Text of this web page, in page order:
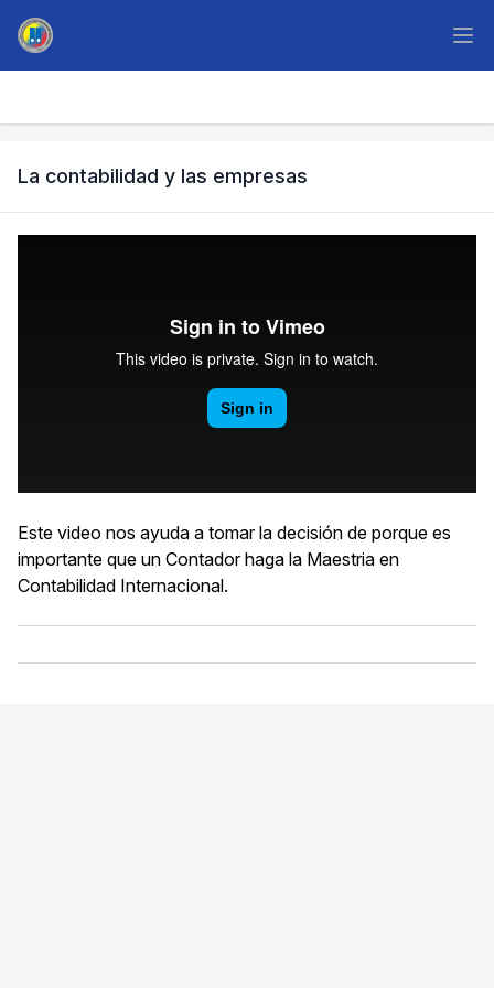
La contabilidad y las empresas
Este video nos ayuda a tomar la decisión de porque es
importante que un Contador haga la Maestria en
Contabilidad Internacional.